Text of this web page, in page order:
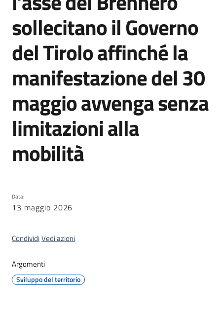
Impresa
e
Territorio
Tutelare
Impresa
e
Consumatore
Impresa
Digitale
Camera
sollecitano il Governo
del Tirolo affinché la
manifestazione del 30
maggio avvenga senza
limitazioni alla
mobilità
Data:
13 maggio 2026
CondividiVedi azioni
Argomenti
Sviluppo del territorio